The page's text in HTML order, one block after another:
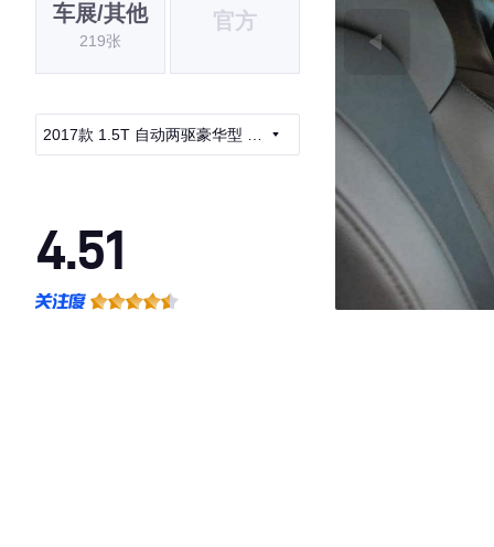
车展/其他
219张
官方
2017款 1.5T 自动两驱豪华型 红
4.51